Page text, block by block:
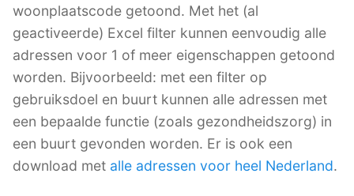
woonplaatscode getoond. Met het (al
geactiveerde) Excel filter kunnen eenvoudig alle
adressen voor 1 of meer eigenschappen getoond
worden. Bijvoorbeeld: met een filter op
gebruiksdoel en buurt kunnen alle adressen met
een bepaalde functie (zoals gezondheidszorg) in
een buurt gevonden worden. Er is ook een
download met alle adressen voor heel Nederland.